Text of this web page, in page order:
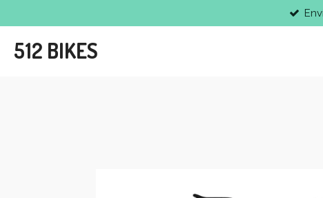
al
contenido
principal
512 BIKES